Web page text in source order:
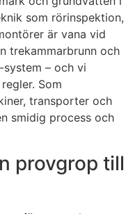
som rörinspektion,
är vana vid
trekammarbrunn och
– och vi
Som
transporter och
smidig process och
provgrop till